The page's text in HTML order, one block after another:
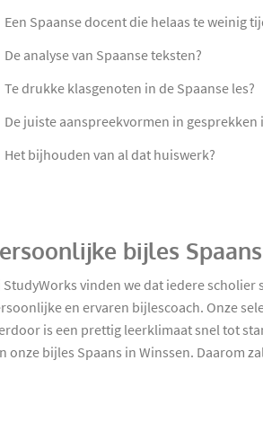
Een Spaanse docent die helaas te weinig
De analyse van Spaanse teksten?
Te drukke klasgenoten in de Spaanse les?
De juiste aanspreekvormen in gesprekken
Het bijhouden van al dat huiswerk?
bijles
StudyWorks vinden we dat iedere
en ervaren bijlescoach. Onze
is een prettig leerklimaat snel tot
onze bijles Spaans in Winssen. Daarom